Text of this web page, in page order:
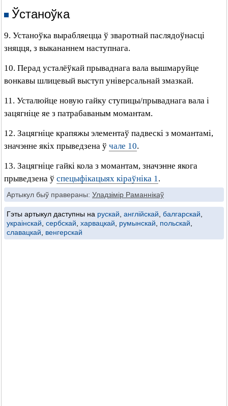
Ўстаноўка
9. Устаноўка вырабляецца ў зваротнай паслядоўнасці
зняцця, з выкананнем наступнага.
10. Перад усталёўкай прываднага вала вышмаруйце
вонкавы шлицевый выступ універсальнай змазкай.
11. Усталюйце новую гайку ступицы/прываднага вала і
зацягніце яе з патрабаваным момантам.
12. Зацягніце крапяжы элементаў падвескі з момантамі,
значэнне якіх прыведзена ў чале 10.
13. Зацягніце гайкі кола з момантам, значэнне якога
прыведзена ў спецыфікацыях кіраўніка 1.
Артыкул быў правераны: Уладзімір Раманнікаў
Гэты артыкул даступны на рускай англійскай балгарскай
украінскай сербскай харвацкай румынскай польскай
славацкай
венгерскай